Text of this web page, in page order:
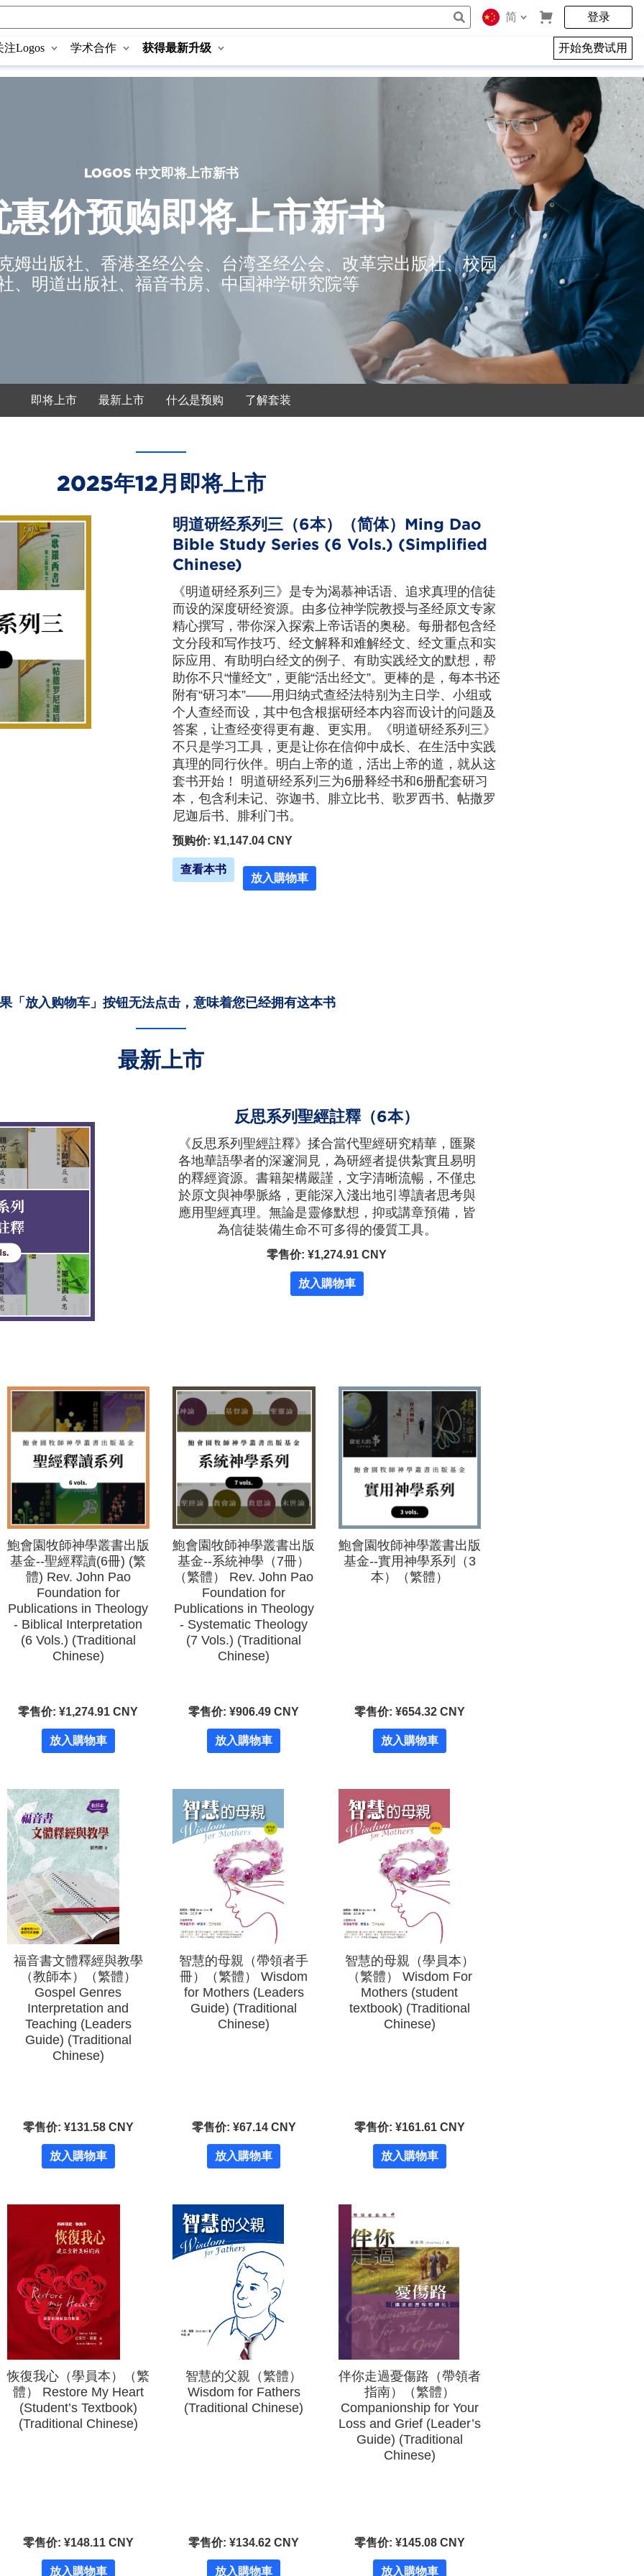
简 登录
注Logos 学术合作 获得最新升级 开始免费试用
LOGOS 中文即将上市新书
惠价预购即将上市新书
姆出版社、香港圣经公会、台湾圣经公会、改革宗出版社、校园
、明道出版社、福音书房、中国神学研究院等
即将上市 最新上市 什么是预购 了解套装
2025年12月即将上市
明道研经系列三（6本）（简体）Ming Dao
Bible Study Series (6 Vols.) (Simplified
Chinese)
《明道研经系列三》是专为渴慕神话语、追求真理的信徒
而设的深度研经资源。由多位神学院教授与圣经原文专家
精心撰写，带你深入探索上帝话语的奥秘。每册都包含经
文分段和写作技巧、经文解释和难解经文、经文重点和实
际应用、有助明白经文的例子、有助实践经文的默想，帮
助你不只“懂经文”，更能“活出经文”。更棒的是，每本书还
附有“研习本”——用归纳式查经法特别为主日学、小组或
个人查经而设，其中包含根据研经本内容而设计的问题及
答案，让查经变得更有趣、更实用。《明道研经系列三》
不只是学习工具，更是让你在信仰中成长、在生活中实践
真理的同行伙伴。明白上帝的道，活出上帝的道，就从这
套书开始！ 明道研经系列三为6册释经书和6册配套研习
本，包含利未记、弥迦书、腓立比书、歌罗西书、帖撒罗
尼迦后书、腓利门书。
预购价: ¥1,147.04 CNY
查看本书
放入購物車
「放入购物车」按钮无法点击，意味着您已经拥有这本书
最新上市
反思系列聖經註釋（6本）
《反思系列聖經註釋》揉合當代聖經研究精華，匯聚
各地華語學者的深邃洞見，為研經者提供紮實且易明
的釋經資源。書籍架構嚴謹，文字清晰流暢，不僅忠
於原文與神學脈絡，更能深入淺出地引導讀者思考與
應用聖經真理。無論是靈修默想，抑或講章預備，皆
為信徒裝備生命不可多得的優質工具。
零售价: ¥1,274.91 CNY
放入購物車
鮑會園牧師神學叢書出版
基金--聖經釋讀(6冊) (繁
體) Rev. John Pao
Foundation for
Publications in Theology
- Biblical Interpretation
(6 Vols.) (Traditional
Chinese)
零售价: ¥1,274.91 CNY
放入購物車
鮑會園牧師神學叢書出版
基金--系統神學（7冊）
（繁體） Rev. John Pao
Foundation for
Publications in Theology
- Systematic Theology
(7 Vols.) (Traditional
Chinese)
零售价: ¥906.49 CNY
放入購物車
鮑會園牧師神學叢書出版
基金--實用神學系列（3
本）（繁體）
零售价: ¥654.32 CNY
放入購物車
福音書文體釋經與教學
（教師本）（繁體）
Gospel Genres
Interpretation and
Teaching (Leaders
Guide) (Traditional
Chinese)
零售价: ¥131.58 CNY
放入購物車
智慧的母親（帶領者手
冊）（繁體） Wisdom
for Mothers (Leaders
Guide) (Traditional
Chinese)
零售价: ¥67.14 CNY
放入購物車
智慧的母親（學員本）
（繁體） Wisdom For
Mothers (student
textbook) (Traditional
Chinese)
零售价: ¥161.61 CNY
放入購物車
恢復我心（學員本）（繁
體） Restore My Heart
(Student’s Textbook)
(Traditional Chinese)
零售价: ¥148.11 CNY
放入購物車
智慧的父親（繁體）
Wisdom for Fathers
(Traditional Chinese)
零售价: ¥134.62 CNY
放入購物車
伴你走過憂傷路（帶領者
指南）（繁體）
Companionship for Your
Loss and Grief (Leader’s
Guide) (Traditional
Chinese)
零售价: ¥145.08 CNY
放入購物車